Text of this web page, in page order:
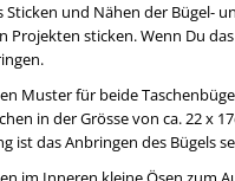
und Nähen der Bügel-
Projekten sticken. Wenn Du
Muster für beide
in der Grösse von ca. 22 x
ist das Anbringen des Bügels